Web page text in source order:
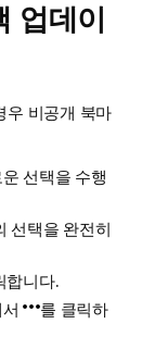
업데이
우 비공개 북마
선택을 수행
선택을 완전히
합니다.
를 클릭하